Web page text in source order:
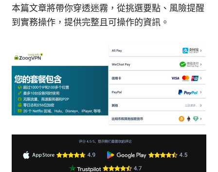
本篇文章將帶你穿透迷霧，從挑選要點、風險提醒
到實務操作，提供完整且可操作的資訊。